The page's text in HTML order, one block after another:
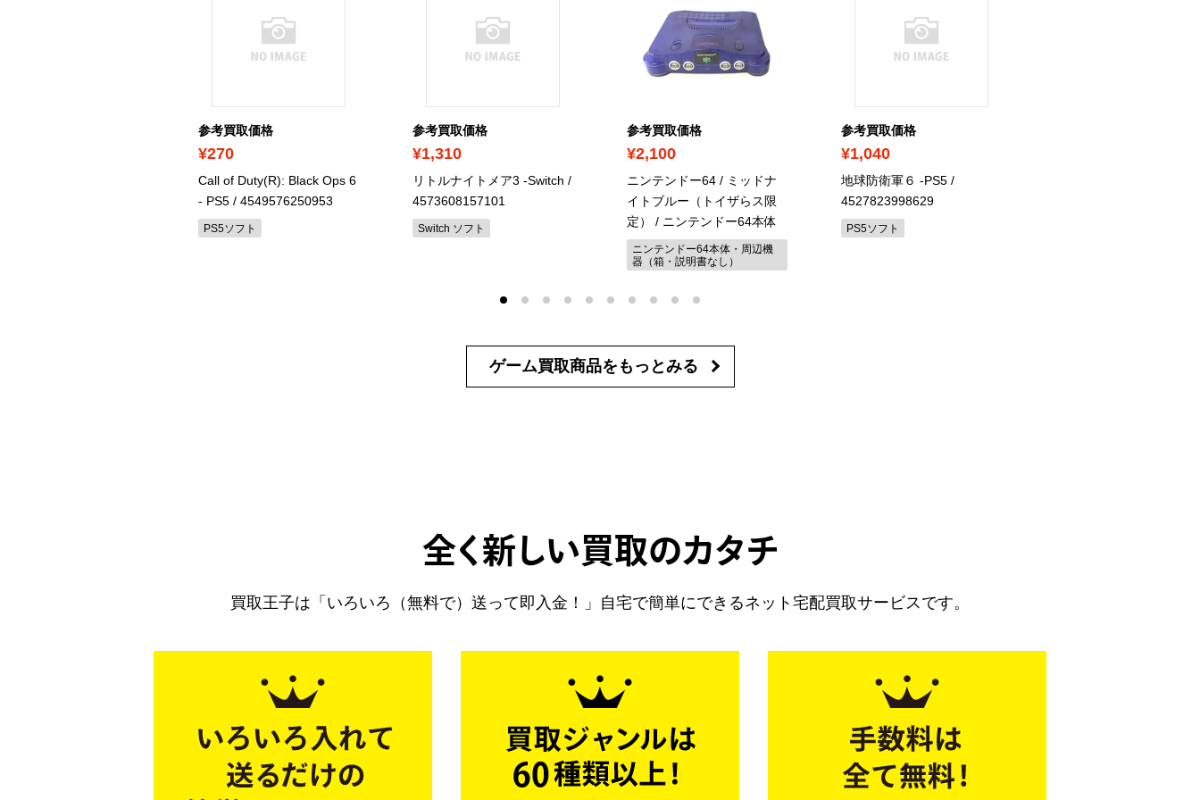
参考買取価格
¥270
Call of Duty(R): Black Ops 6
- PS5 / 4549576250953
PS5ソフト
参考買取価格
¥1,310
リトルナイトメア3 -Switch /
4573608157101
Switch ソフト
参考買取価格
¥2,100
ニンテンドー64 / ミッドナ
イトブルー（トイザらス限
定）
/ ニンテンドー64本体
ニンテンドー64本体・周辺機
器（箱・説明書なし）
参考買取価格
¥1,040
地球防衛軍６ -PS5 /
4527823998629
PS5ソフト
ゲーム買取商品を もっとみる
全く新しい買取のカタチ
買取王子は「いろいろ（無料で）送って即入金！」自宅で簡単にできるネット宅配買取サービスです。